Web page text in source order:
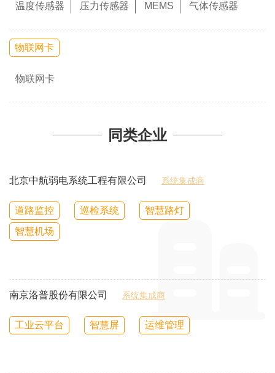
温度传感器 压力传感器 MEMS 气体传感器
物联网卡
物联网卡
同类企业
北京中航弱电系统工程有限公司 系统集成商
道路监控 巡检系统
智慧路灯
智慧机场
南京洛普股份有限公司 系统集成商
工业云平台 智慧屏 运维管理